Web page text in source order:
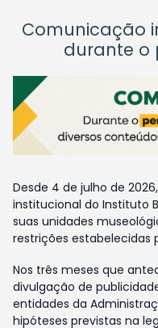
Comunicação
durante o
Desde 4 de julho de
institucional do Instituto
suas unidades
restrições estabelecidas
Nos três meses que
divulgação de
entidades da
hipóteses previstas na